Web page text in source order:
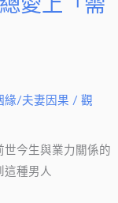
愛上「需
緣/夫妻因果 / 觀
今生與業力關係的
這種男人